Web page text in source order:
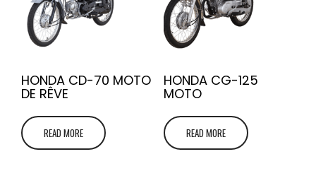
HONDA CD-70 MOTO
DE RÊVE
READ MORE
HONDA CG-125
MOTO
READ MORE